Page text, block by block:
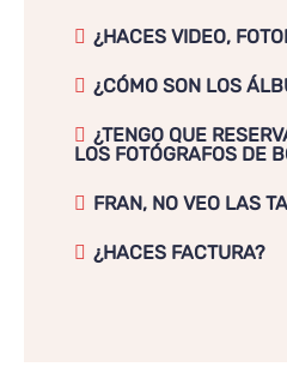
¿HACES VIDEO,
¿CÓMO SON LOS
¿TENGO QUE
LOS FOTÓGRAFOS DE
FRAN, NO VEO LAS
¿HACES FACTURA?